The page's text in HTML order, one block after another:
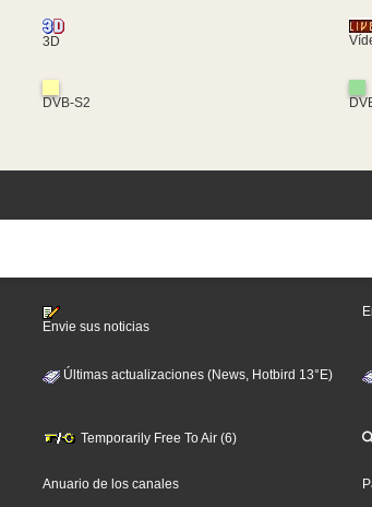
3D
DVB-S2
Envie sus noticias
Últimas actualizaciones (News, Hotbird 13°E)
Temporarily Free To Air (6)
Anuario de los canales